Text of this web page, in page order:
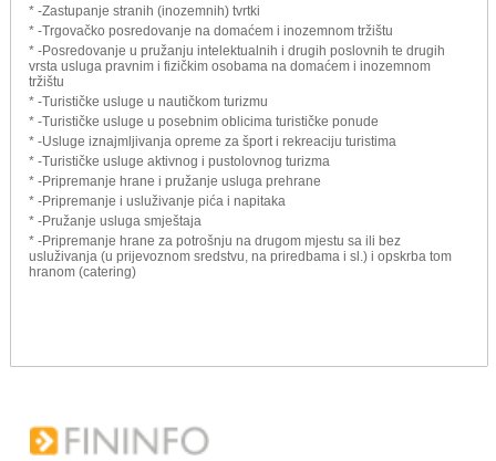
* -Zastupanje stranih (inozemnih) tvrtki
* -Trgovačko posredovanje na domaćem i inozemnom tržištu
* -Posredovanje u pružanju intelektualnih i drugih poslovnih te drugih
vrsta usluga pravnim i fizičkim osobama na domaćem i inozemnom
tržištu
* -Turističke usluge u nautičkom turizmu
* -Turističke usluge u posebnim oblicima turističke ponude
* -Usluge iznajmljivanja opreme za šport i rekreaciju turistima
* -Turističke usluge aktivnog i pustolovnog turizma
* -Pripremanje hrane i pružanje usluga prehrane
* -Pripremanje i usluživanje pića i napitaka
* -Pružanje usluga smještaja
* -Pripremanje hrane za potrošnju na drugom mjestu sa ili bez
usluživanja (u prijevoznom sredstvu, na priredbama i sl.) i opskrba tom
hranom (catering)